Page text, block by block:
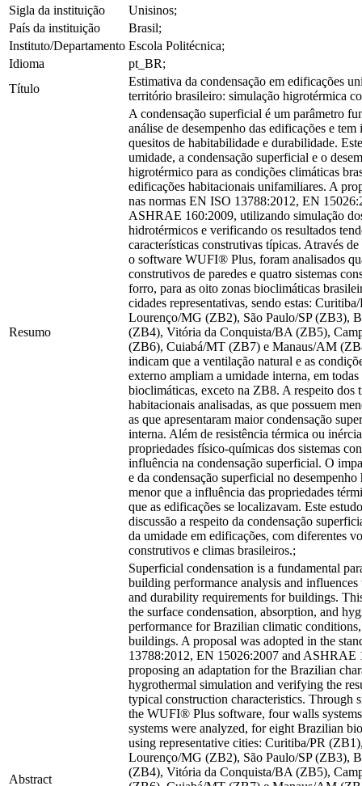
Sigla da instituição
Unisinos;
País da instituição
Brasil;
Instituto/Departamento Escola Politécnica;
Idioma
pt_BR;
Título
Estimativa da condensação em edificações
território brasileiro: simulação higrotérmica
Resumo
A condensação superficial é um parâmetro
análise de desempenho das edificações e
quesitos de habitabilidade e durabilidade.
umidade, a condensação superficial e o
higrotérmico para as condições climáticas
edificações habitacionais unifamiliares. A
nas normas EN ISO 13788:2012, EN
ASHRAE 160:2009, utilizando simulação
hidrotérmicos e verificando os resultados
características construtivas típicas. Através
o software WUFI® Plus, foram analisados
construtivos de paredes e quatro sistemas
forro, para as oito zonas bioclimáticas
cidades representativas, sendo estas:
Lourenço/MG (ZB2), São Paulo/SP (ZB3),
(ZB4), Vitória da Conquista/BA (ZB5),
(ZB6), Cuiabá/MT (ZB7) e Manaus/AM
indicam que a ventilação natural e as
externo ampliam a umidade interna, em todas
bioclimáticas, exceto na ZB8. A respeito dos
habitacionais analisadas, as que possuem
as que apresentaram maior condensação
interna. Além de resistência térmica ou
propriedades físico-químicas dos sistemas
influência na condensação superficial. O
e da condensação superficial no
menor que a influência das propriedades
que as edificações se localizavam. Este
discussão a respeito da condensação
da umidade em edificações, com diferentes
construtivos e climas brasileiros.;
Abstract
Superficial condensation is a fundamental
building performance analysis and
and durability requirements for buildings.
the surface condensation, absorption, and
performance for Brazilian climatic
buildings. A proposal was adopted in the
13788:2012, EN 15026:2007 and ASHRAE
proposing an adaptation for the Brazilian
hygrothermal simulation and verifying the
typical construction characteristics. Through
the WUFI® Plus software, four walls
systems were analyzed, for eight Brazilian
using representative cities: Curitiba/PR
Lourenço/MG (ZB2), São Paulo/SP (ZB3),
(ZB4), Vitória da Conquista/BA (ZB5),